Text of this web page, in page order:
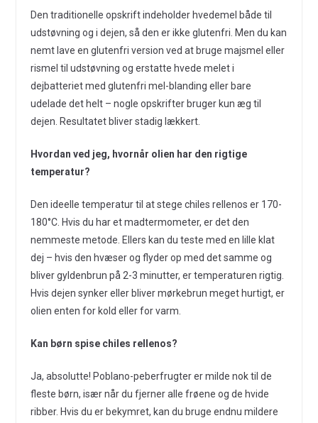
Den traditionelle opskrift indeholder hvedemel både til
udstøvning og i dejen, så den er ikke glutenfri. Men du kan
nemt lave en glutenfri version ved at bruge majsmel eller
rismel til udstøvning og erstatte hvede melet i
dejbatteriet med glutenfri mel-blanding eller bare
udelade det helt – nogle opskrifter bruger kun æg til
dejen. Resultatet bliver stadig lækkert.
Hvordan ved jeg, hvornår olien har den rigtige
temperatur?
Den ideelle temperatur til at stege chiles rellenos er 170-
180°C. Hvis du har et madtermometer, er det den
nemmeste metode. Ellers kan du teste med en lille klat
dej – hvis den hvæser og flyder op med det samme og
bliver gyldenbrun på 2-3 minutter, er temperaturen rigtig.
Hvis dejen synker eller bliver mørkebrun meget hurtigt, er
olien enten for kold eller for varm.
Kan børn spise chiles rellenos?
Ja, absolutte! Poblano-peberfrugter er milde nok til de
fleste børn, især når du fjerner alle frøene og de hvide
ribber. Hvis du er bekymret, kan du bruge endnu mildere